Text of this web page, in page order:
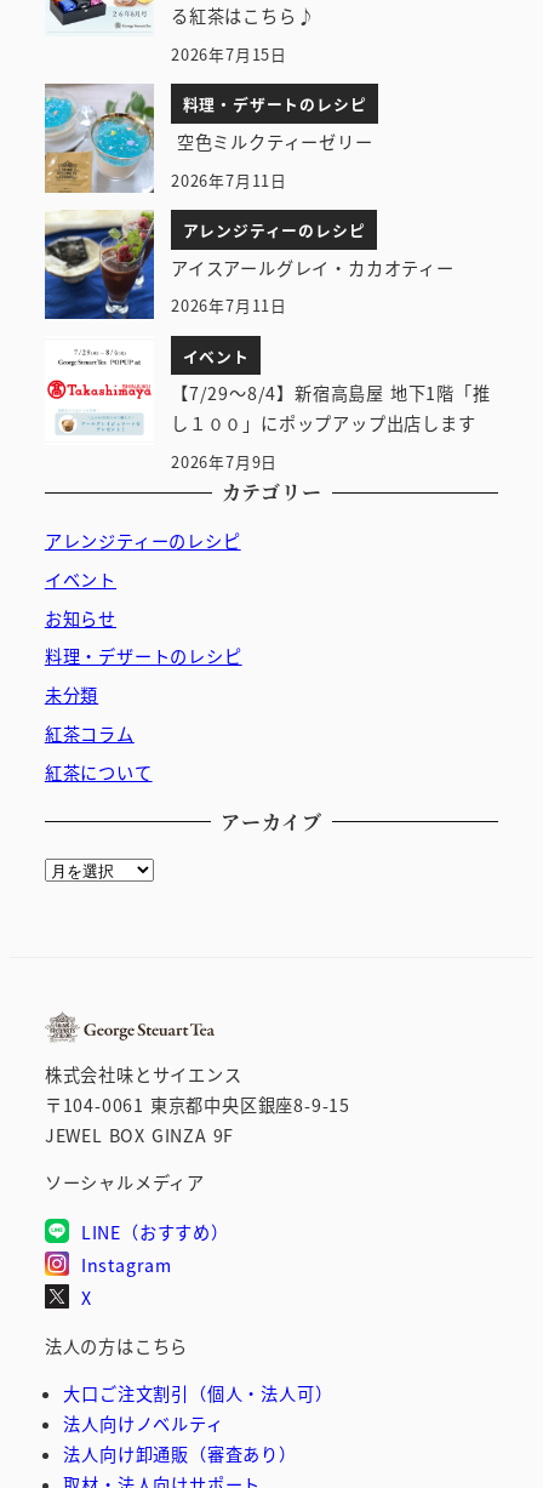
る紅茶はこちら♪
2026年7月15日
料理・デザートのレシピ
空色ミルクティーゼリー
2026年7月11日
アレンジティーのレシピ
アイスアールグレイ・カカオティー
2026年7月11日
イベント
【7/29～8/4】新宿高島屋 地下1階「推
し１００」にポップアップ出店します
2026年7月9日
カテゴリー
アレンジティーのレシピ
イベント
お知らせ
料理・デザートのレシピ
未分類
紅茶コラム
紅茶について
アーカイブ
ア
株式会社味とサイエンス
〒104-0061 東京都中央区銀座8-9-15
JEWEL BOX GINZA 9F
ソーシャルメディア
LINE（おすすめ）
Instagram
X
法人の方はこちら
大口ご注文割引（個人・法人可）
法人向けノベルティ
法人向け卸通販（審査あり）